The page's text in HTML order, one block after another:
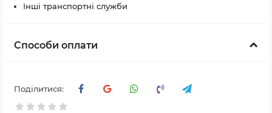
Інші транспортні служби
Способи оплати
Поділитися: